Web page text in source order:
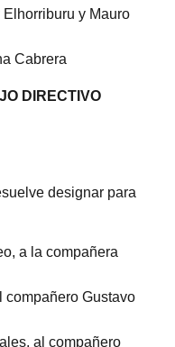
y Mauro
Cabrera
DIRECTIVO
designar para
a la compañera
compañero Gustavo
al compañero